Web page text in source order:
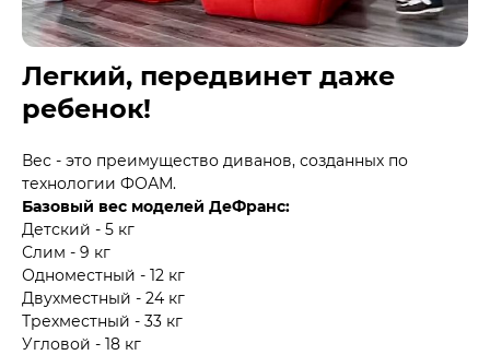
Легкий, передвинет даже
ребенок!
Вес - это преимущество диванов, созданных по
технологии ФОАМ.
Базовый вес моделей ДеФранс:
Детский - 5 кг
Слим - 9 кг
Одноместный - 12 кг
Двухместный - 24 кг
Трехместный - 33 кг
Угловой - 18 кг